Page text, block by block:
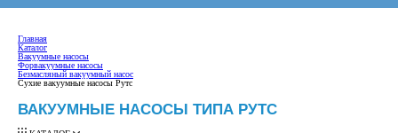
Главная
Каталог
Вакуумные насосы
Форвакуумные насосы
Безмасляный вакуумный насос
Сухие вакуумные насосы Рутс
ВАКУУМНЫЕ НАСОСЫ ТИПА РУТС